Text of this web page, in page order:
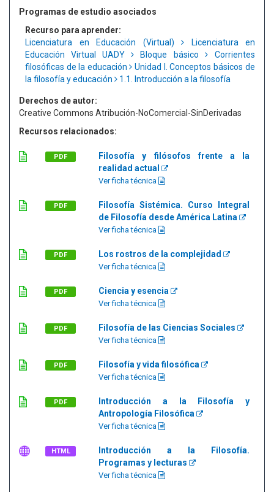
Programas de estudio asociados
Recurso para aprender:
Licenciatura en Educación (Virtual)
Licenciatura en
Educación Virtual UADY
Bloque básico
Corrientes
filosóficas de la educación
Unidad I. Conceptos básicos de
la filosofía y educación
1.1. Introducción a la filosofía
Derechos de autor:
Creative Commons Atribución-NoComercial-SinDerivadas
Recursos relacionados:
PDF
Filosofía y filósofos frente a la
realidad actual
Ver ficha técnica
PDF
Filosofía Sistémica. Curso Integral
de Filosofía desde América Latina
Ver ficha técnica
PDF Los rostros de la complejidad
Ver ficha técnica
PDF Ciencia y esencia
Ver ficha técnica
PDF Filosofía de las Ciencias Sociales
Ver ficha técnica
PDF Filosofía y vida filosófica
Ver ficha técnica
PDF
Introducción a la Filosofía y
Antropología Filosófica
Ver ficha técnica
HTML
Introducción a la Filosofía.
Programas y lecturas
Ver ficha técnica